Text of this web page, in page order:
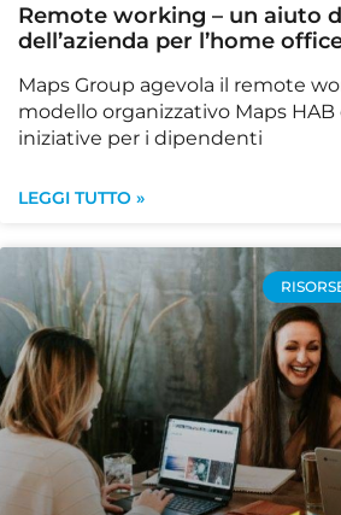
Remote working – un aiuto
dell’azienda per l’home
Maps Group agevola il remote
modello organizzativo Maps HAB
iniziative per i dipendenti
LEGGI TUTTO »